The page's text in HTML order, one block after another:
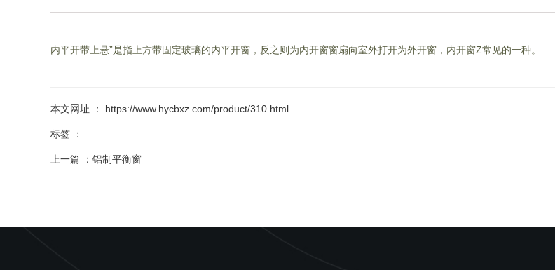
内平开带上悬”是指上方带固定玻璃的内平开窗，反之则为内开窗窗扇向室外打开为外开窗，内开窗Z常见的一种。
本文网址 ： https://www.hycbxz.com/product/310.html
标签 ：
上一篇 ： 铝制平衡窗